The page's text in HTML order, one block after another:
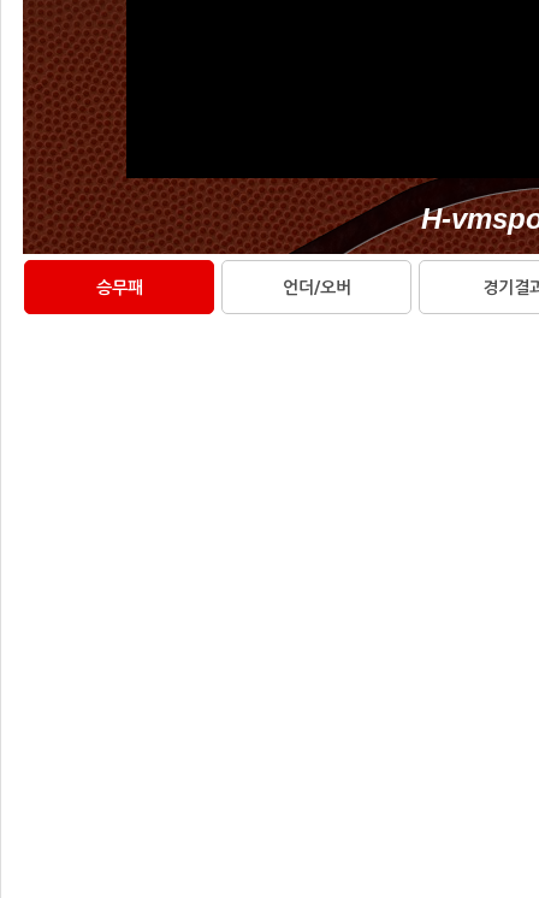
승무패 언더/오버 경기결